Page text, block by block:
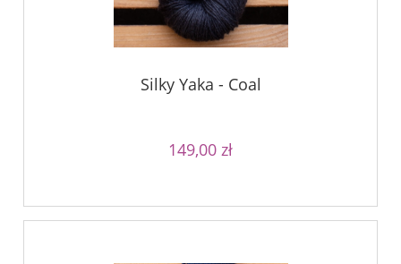
Silky Yaka - Coal
149,00 zł